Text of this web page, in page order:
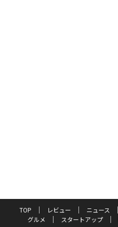
TOP レビュー ニュース
グルメ
スタートアップ